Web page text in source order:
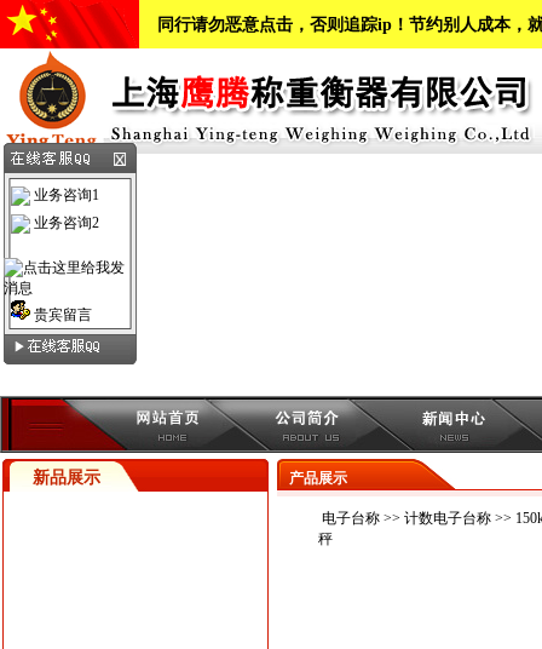
同行请勿恶意点击，否则追踪ip！节约别人成本，
新品展示 产品展示
电子台称>> 计数电子台称>>
秤
业务咨询1
业务咨询2
贵宾留言